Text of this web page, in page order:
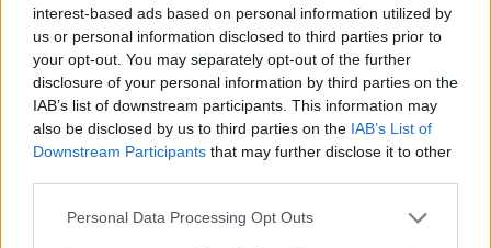
interest-based ads based on personal information utilized by
us or personal information disclosed to third parties prior to
your opt-out. You may separately opt-out of the further
disclosure of your personal information by third parties on the
IAB’s list of downstream participants. This information may
also be disclosed by us to third parties on the IAB’s List of
Downstream Participants that may further disclose it to other
Please note that this website/app uses one or more Google
Personal Data Processing Opt Outs
"Nagyon élveztem azt a helyzetet, még úgy is,
hogy csak a körömet vettem vissza, elvégre
abból kell gazdálkodni, amit a gép ad" -
fogalmazott a korábbi Forma–1-es pilóta.
EZEKET IS AJÁNLJUK